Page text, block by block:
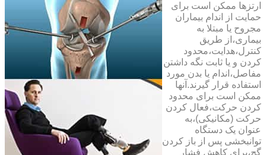
ارتزها ممکن است برای
حمایت از اندام بیماران
مجروح یا مبتلا به
بیماری،از طریق
کنترل،هدایت،محدود
کردن و یا ثابت نگه داشتن
مفاصل،اندام یا بدن مورد
استفاده قرار گیرند.آنها
ممکن است برای محدود
کردن حرکت،فعال کردن
حرکت (مکانیکی)،به
عنوان یک دستگاه
توانبخشی پس از باز کردن
گچ،برای کاهش فشار